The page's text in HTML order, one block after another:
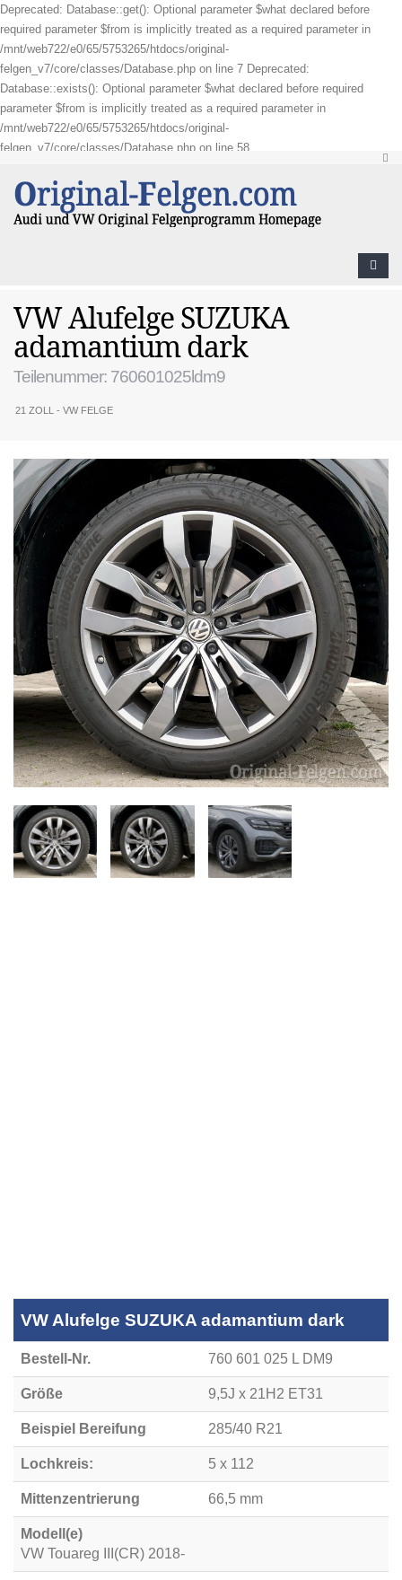
Deprecated: Database::get(): Optional parameter $what declared before
required parameter $from is implicitly treated as a required parameter in
/mnt/web722/e0/65/5753265/htdocs/original-
felgen_v7/core/classes/Database.php on line 7 Deprecated:
Database::exists(): Optional parameter $what declared before required
parameter $from is implicitly treated as a required parameter in
/mnt/web722/e0/65/5753265/htdocs/original-
felgen_v7/core/classes/Database.php on line 58
VW Alufelge SUZUKA
adamantium dark
Teilenummer: 760601025ldm9
21 ZOLL - VW FELGE
VW Alufelge SUZUKA adamantium dark
Bestell-Nr. 760 601 025 L DM9
Größe 9,5J x 21H2 ET31
Beispiel Bereifung 285/40 R21
Lochkreis: 5 x 112
Mittenzentrierung 66,5 mm
Modell(e)
VW Touareg III(CR) 2018-